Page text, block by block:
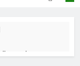
cei care